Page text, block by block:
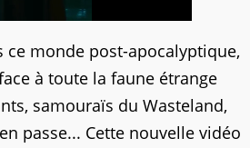
ce monde post-apocalyptique,
à toute la faune étrange
samouraïs du Wasteland,
passe... Cette nouvelle vidéo